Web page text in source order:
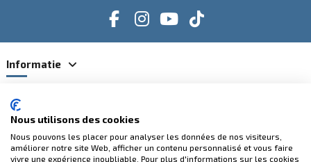
Informatie
Categorieën
Contacteer ons
Nous utilisons des cookies
Nous pouvons les placer pour analyser les données de nos visiteurs,
améliorer notre site Web, afficher un contenu personnalisé et vous faire
vivre une expérience inoubliable. Pour plus d'informations sur les cookies